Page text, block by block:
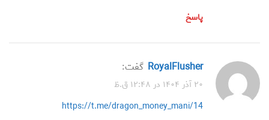
پاسخ
RoyalFlusher گفت:
۲۰ آذر ۱۴۰۴ در ۱۲:۴۸ ق.ظ
https://t.me/dragon_money_mani/14